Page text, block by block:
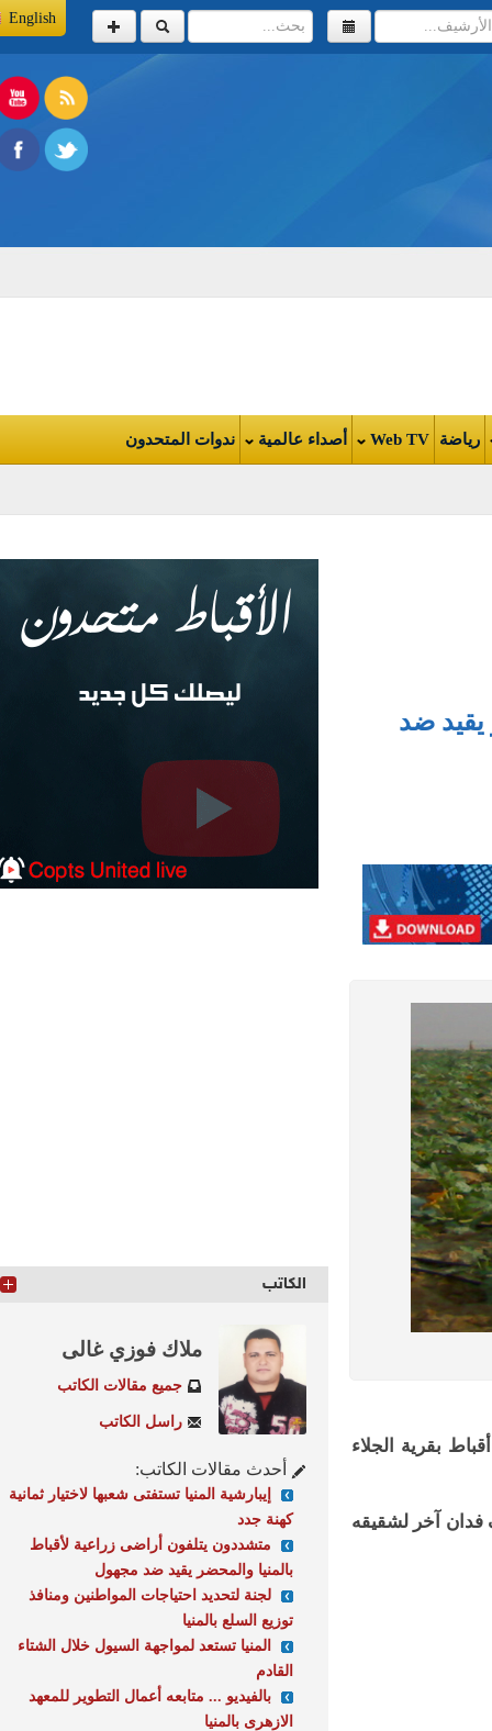
English
Web TV أصداء عالمية ندوات المتحدون
ضد
بقرية الجلاء
آخر لشقيقه
الكاتب
ملاك فوزي غالى
جميع مقالات الكاتب
راسل الكاتب
أحدث مقالات الكاتب:
إيبارشية المنيا تستفتى شعبها لاختيار ثمانية
كهنة جدد
متشددون يتلفون أراضى زراعية لأقباط
بالمنيا والمحضر يقيد ضد مجهول
لجنة لتحديد احتياجات المواطنين ومنافذ
توزيع السلع بالمنيا
المنيا تستعد لمواجهة السيول خلال الشتاء
القادم
بالفيديو ... متابعه أعمال التطوير للمعهد
الازهرى بالمنيا